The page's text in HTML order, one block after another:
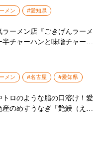
メン #愛知県
ラーメン店『ごきげんラーメ
半チャーハンと味噌チャーシ
せは大正解！
メン #名古屋 #愛知県
トロのような脂の口溶け！愛
産のめすうなぎ「艶鰻（えん
しさに松井珠理奈も驚愕